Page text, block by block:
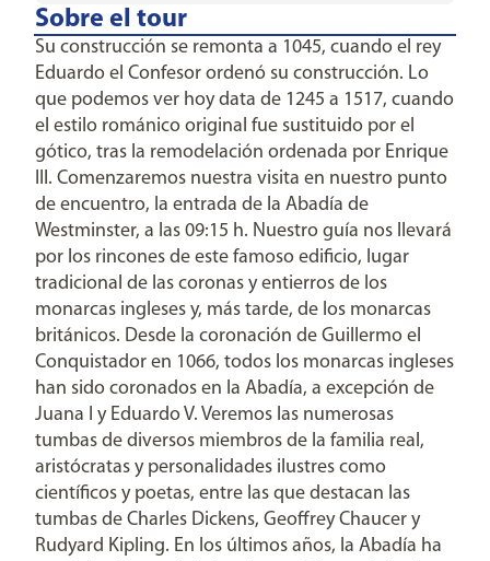
Sobre el tour
Su construcción se remonta a 1045, cuando el rey
Eduardo el Confesor ordenó su construcción. Lo
que podemos ver hoy data de 1245 a 1517, cuando
el estilo románico original fue sustituido por el
gótico, tras la remodelación ordenada por Enrique
III. Comenzaremos nuestra visita en nuestro punto
de encuentro, la entrada de la Abadía de
Westminster, a las 09:15 h. Nuestro guía nos llevará
por los rincones de este famoso edificio, lugar
tradicional de las coronas y entierros de los
monarcas ingleses y, más tarde, de los monarcas
británicos. Desde la coronación de Guillermo el
Conquistador en 1066, todos los monarcas ingleses
han sido coronados en la Abadía, a excepción de
Juana I y Eduardo V. Veremos las numerosas
tumbas de diversos miembros de la familia real,
aristócratas y personalidades ilustres como
científicos y poetas, entre las que destacan las
tumbas de Charles Dickens, Geoffrey Chaucer y
Rudyard Kipling. En los últimos años, la Abadía ha